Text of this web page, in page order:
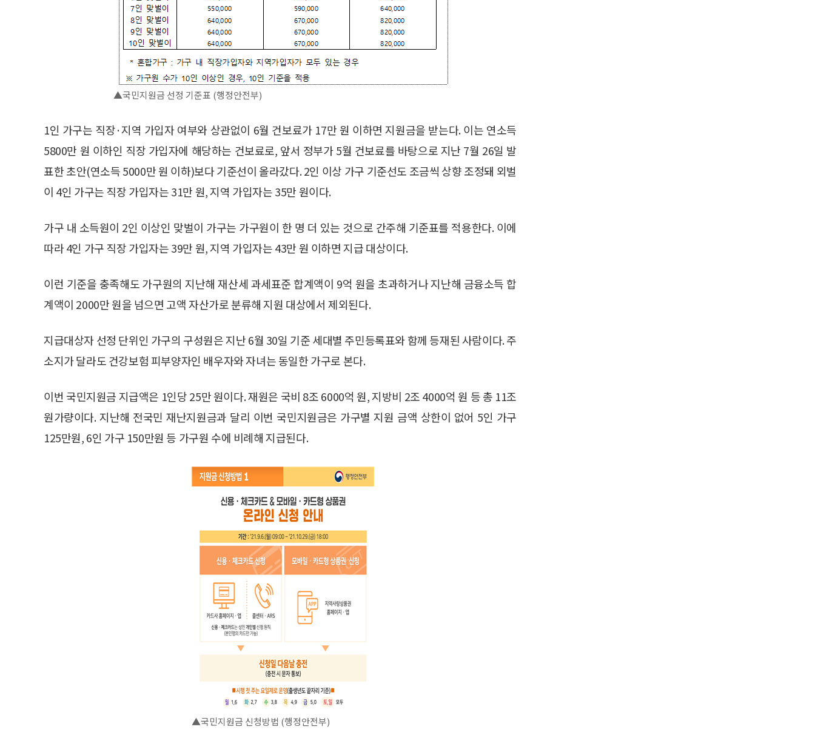
▲국민지원금 선정 기준표 (행정안전부)
1인 가구는 직장·지역 가입자 여부와 상관없이 6월 건보료가 17만 원 이하면 지원금을 받는다. 이는 연소득
5800만 원 이하인 직장 가입자에 해당하는 건보료로, 앞서 정부가 5월 건보료를 바탕으로 지난 7월 26일 발
표한 초안(연소득 5000만 원 이하)보다 기준선이 올라갔다. 2인 이상 가구 기준선도 조금씩 상향 조정돼 외벌
이 4인 가구는 직장 가입자는 31만 원, 지역 가입자는 35만 원이다.
가구 내 소득원이 2인 이상인 맞벌이 가구는 가구원이 한 명 더 있는 것으로 간주해 기준표를 적용한다. 이에
따라 4인 가구 직장 가입자는 39만 원, 지역 가입자는 43만 원 이하면 지급 대상이다.
이런 기준을 충족해도 가구원의 지난해 재산세 과세표준 합계액이 9억 원을 초과하거나 지난해 금융소득 합
계액이 2000만 원을 넘으면 고액 자산가로 분류해 지원 대상에서 제외된다.
지급대상자 선정 단위인 가구의 구성원은 지난 6월 30일 기준 세대별 주민등록표와 함께 등재된 사람이다. 주
소지가 달라도 건강보험 피부양자인 배우자와 자녀는 동일한 가구로 본다.
이번 국민지원금 지급액은 1인당 25만 원이다. 재원은 국비 8조 6000억 원, 지방비 2조 4000억 원 등 총 11조
원가량이다. 지난해 전국민 재난지원금과 달리 이번 국민지원금은 가구별 지원 금액 상한이 없어 5인 가구
125만원, 6인 가구 150만원 등 가구원 수에 비례해 지급된다.
▲국민지원금 신청방법 (행정안전부)